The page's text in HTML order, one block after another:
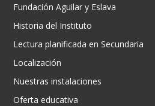
Fundación Aguilar y Eslava
Historia del Instituto
Lectura planificada en Secundaria
Localización
Nuestras instalaciones
Oferta educativa